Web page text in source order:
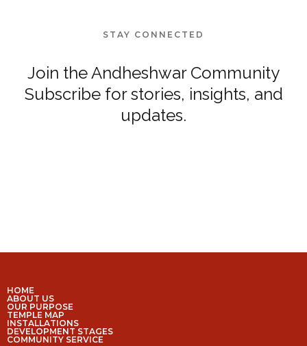
STAY CONNECTED
Join the Andheshwar Community
Subscribe for stories, insights, and
updates.
HOME
ABOUT US
OUR PURPOSE
TEMPLE MAP
INSTALLATIONS
DEVELOPMENT STAGES
COMMUNITY SERVICE